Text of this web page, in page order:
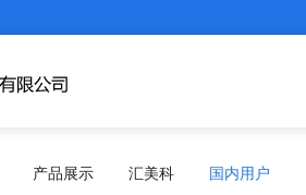
产品展示 汇美科 国内用户